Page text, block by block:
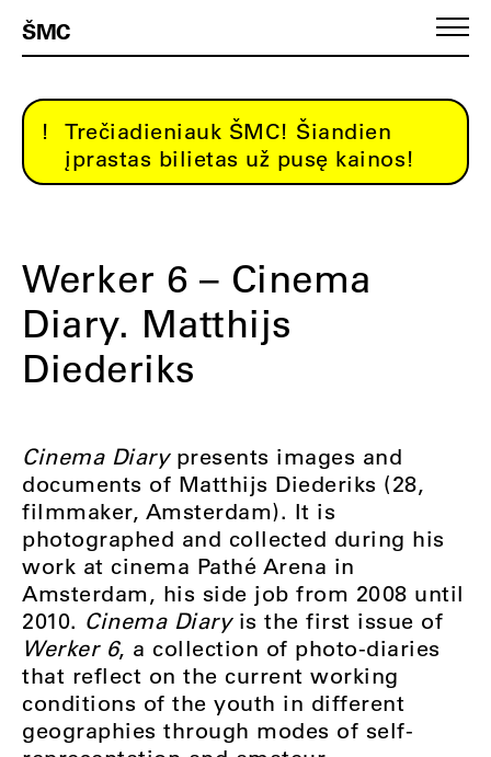
ŠMC
Trečiadieniauk ŠMC! Šiandien
įprastas bilietas už pusę kainos!
Werker 6 – Cinema
Diary. Matthijs
Diederiks
Cinema Diarypresents images and
documents of Matthijs Diederiks (28,
filmmaker, Amsterdam). It is
photographed and collected during his
work at cinema Pathé Arena in
Amsterdam, his side job from 2008 until
2010. Cinema Diaryis the first issue of
Werker 6, a collection of photo-diaries
that reflect on the current working
conditions of the youth in different
geographies through modes of self-